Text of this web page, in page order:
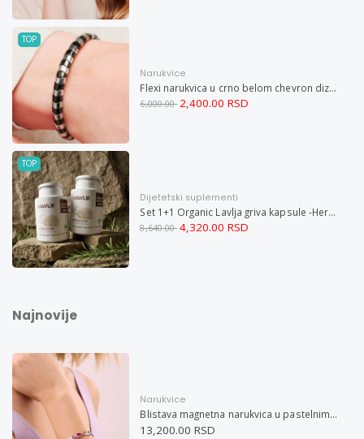
TOP
Narukvice
Flexi narukvica u crno belom chevron dizajnu M
6,000.00 2,400.00 RSD
TOP
Dijetetski suplementi
Set 1+1 Organic Lavlja griva kapsule -Hericium ekstrakt 60
8,640.00 4,320.00 RSD
Najnovije
Narukvice
Blistava magnetna narukvica u pastelnim bojama
13,200.00 RSD